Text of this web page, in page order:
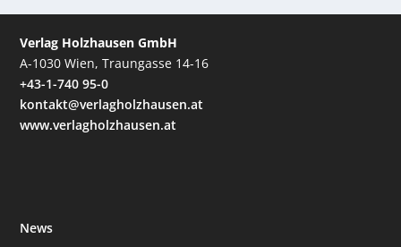
Verlag Holzhausen GmbH
A-1030 Wien, Traungasse 14-16
+43-1-740 95-0
kontakt@verlagholzhausen.at
www.verlagholzhausen.at
News